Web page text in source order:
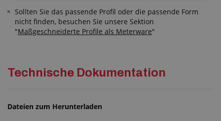
Sollten Sie das passende Profil oder die passende Form
nicht finden, besuchen Sie unsere Sektion
"Maßgeschneiderte Profile als Meterware"
Technische Dokumentation
Dateien zum Herunterladen